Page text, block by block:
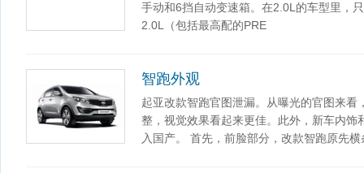
手动和6挡自动变速箱。在2.0L的车型里，
2.0L（包括最高配的PRE
智跑外观
起亚改款智跑官图泄漏。从曝光的官图来
整，视觉效果看起来更佳。此外，新车内
入国产。 首先，前脸部分，改款智跑原先横